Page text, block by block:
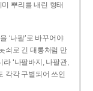
뿌리를 내린 형태
‘나팔’로 바꾸어야
쇠로 긴 대롱처럼 만
라 ‘나팔바지, 나팔관,
각각 구별되어 쓰인